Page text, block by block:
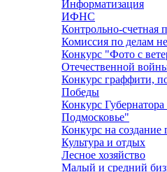
Информатизация
ИФНС
Контрольно-счетная
Комиссия по делам
Конкурс "Фото с
Отечественной
Конкурс граффити,
Победы
Конкурс
Подмосковье"
Конкурс на создание
Культура и отдых
Лесное хозяйство
Малый и средний